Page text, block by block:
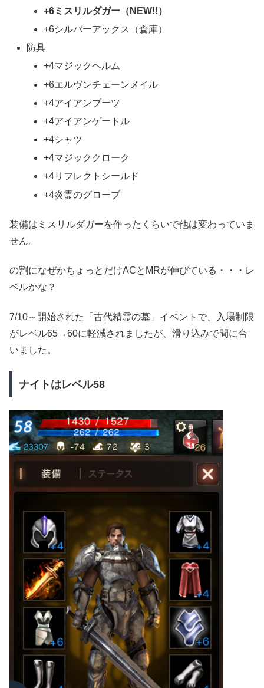
+6ミスリルダガー（NEW!!）
+6シルバーアックス（倉庫）
防具
+4マジックヘルム
+6エルヴンチェーンメイル
+4アイアンブーツ
+4アイアンゲートル
+4シャツ
+4マジッククローク
+4リフレクトシールド
+4炎霊のグローブ
装備はミスリルダガーを作ったくらいで他は変わっていま
せん。
の割になぜかちょっとだけACとMRが伸びている・・・レ
ベルかな？
7/10～開始された「古代精霊の墓」イベントで、入場制限
がレベル65→60に軽減されましたが、滑り込みで間に合
いました。
ナイトはレベル58